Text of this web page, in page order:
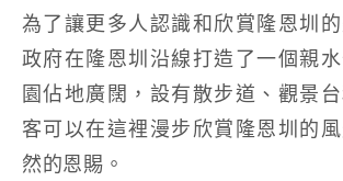
為了讓更多人認識和欣賞隆恩圳
政府在隆恩圳沿線打造了一個親
園佔地廣闊，設有散步道、觀景
客可以在這裡漫步欣賞隆恩圳的
然的恩賜。